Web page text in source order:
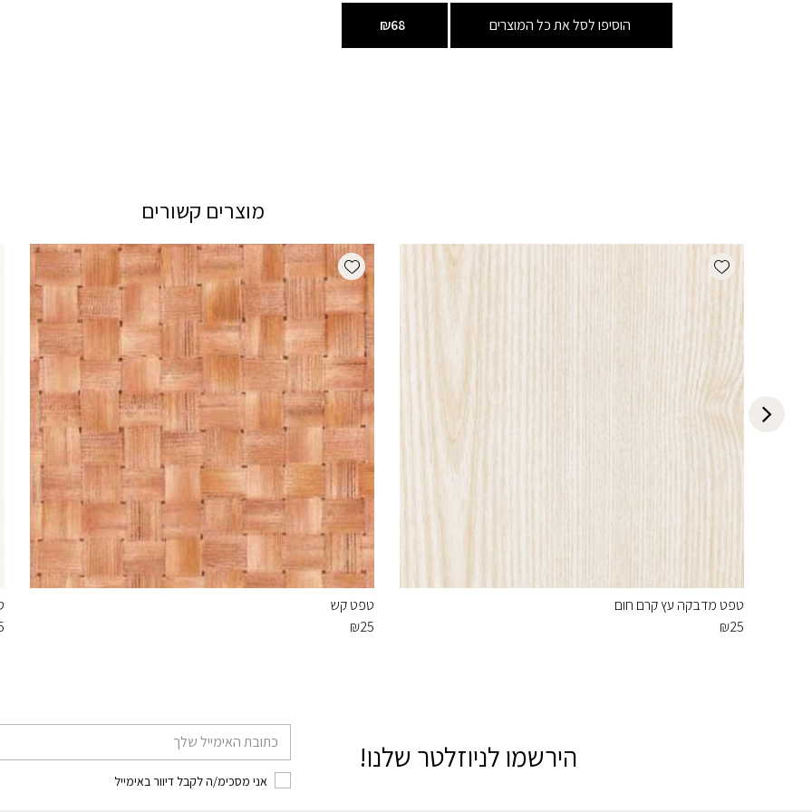
הוסיפו לסל את כל המוצרים ₪68
מוצרים קשורים
Add wishlist
טפט מדבקה עץ קרם חום
₪25
Add wishlist
טפט קש
₪25
הירשמו לניוזלטר שלנו!
אני מסכימ/ה לקבל דיוור באימייל